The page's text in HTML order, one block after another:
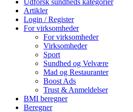
Udforsk sundheds kategorier
Artikler
Login / Register
For virksomheder
For virksomheder
Virksomheder
Sport
Sundhed og Velvære
Mad og Restauranter
Boost Ads
Trust & Anmeldelser
BMI beregner
Beregner